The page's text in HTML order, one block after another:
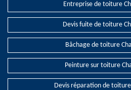
Entreprise de toiture
Devis fuite de toiture
Bâchage de toiture
Peinture sur toiture
Devis réparation de